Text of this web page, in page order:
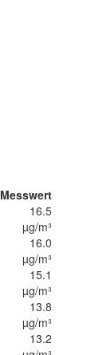
Messwert
16.5
µg/m³
16.0
µg/m³
15.1
µg/m³
13.8
µg/m³
13.2